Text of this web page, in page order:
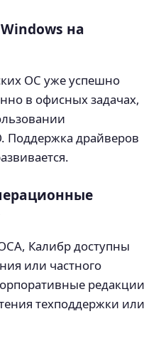
на
ОС уже успешно
в офисных задачах,
Поддержка драйверов
Калибр доступны
или частного
редакции
техподдержки или